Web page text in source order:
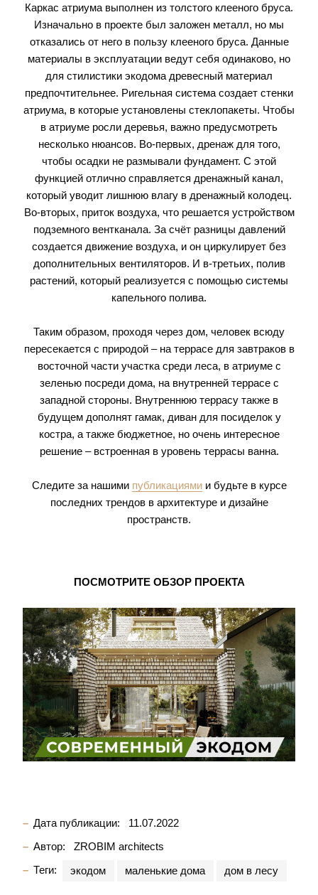
Каркас атриума выполнен из толстого клееного бруса.
Изначально в проекте был заложен металл, но мы
отказались от него в пользу клееного бруса. Данные
материалы в эксплуатации ведут себя одинаково, но
для стилистики экодома древесный материал
предпочтительнее. Ригельная система создает стенки
атриума, в которые установлены стеклопакеты. Чтобы
в атриуме росли деревья, важно предусмотреть
несколько нюансов. Во-первых, дренаж для того,
чтобы осадки не размывали фундамент. С этой
функцией отлично справляется дренажный канал,
который уводит лишнюю влагу в дренажный колодец.
Во-вторых, приток воздуха, что решается устройством
подземного вентканала. За счёт разницы давлений
создается движение воздуха, и он циркулирует без
дополнительных вентиляторов. И в-третьих, полив
растений, который реализуется с помощью системы
капельного полива.
Таким образом, проходя через дом, человек всюду
пересекается с природой – на террасе для завтраков в
восточной части участка среди леса, в атриуме с
зеленью посреди дома, на внутренней террасе с
западной стороны. Внутреннюю террасу также в
будущем дополнят гамак, диван для посиделок у
костра, а также бюджетное, но очень интересное
решение – встроенная в уровень террасы ванна.
Следите за нашими публикациямии будьте в курсе
последних трендов в архитектуре и дизайне
пространств.
ПОСМОТРИТЕ ОБЗОР ПРОЕКТА
Дата публикации:
11.07.2022
Автор:
ZROBIM architects
Теги:
экодом маленькие дома дом в лесу